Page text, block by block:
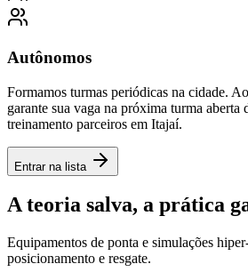
Autônomos
Formamos turmas periódicas na cidade.
garante sua vaga na próxima turma aberta
treinamento parceiros em Itajaí.
Entrar na lista
A teoria salva, a prática
Equipamentos de ponta e simulações
posicionamento e resgate.